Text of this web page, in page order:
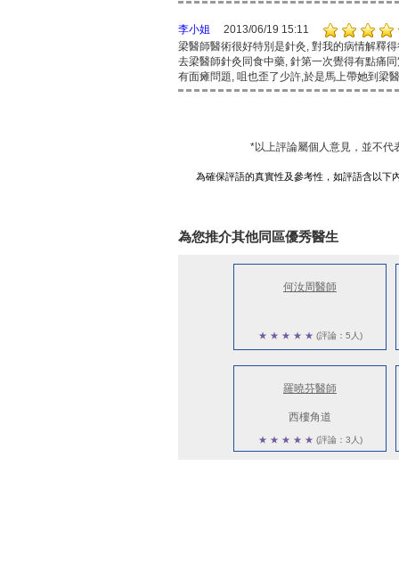
李小姐
2013/06/19 15:11
梁醫師醫術很好特別是針灸, 對我的病情解釋
去梁醫師針灸同食中藥, 針第一次覺得有點痛
有面瘫問題, 咀也歪了少許,於是馬上帶她到梁
*以上評論屬個人意見，並不代
為確保評語的真實性及參考性，如評語含以下
為您推介其他同區優秀醫生
何汝周醫師
★ ★ ★ ★ ★ (評論：5人)
羅曉芬醫師
西樓角道
★ ★ ★ ★ ★ (評論：3人)